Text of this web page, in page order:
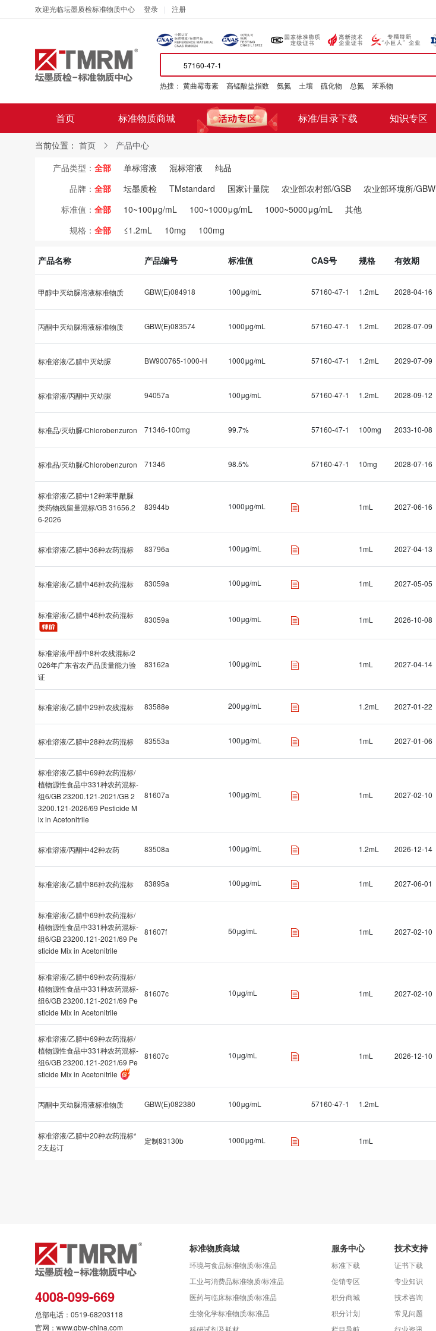
欢迎光临坛墨质检标准物质中心 登录 注册
热搜： 黄曲霉毒素 高锰酸盐指数 氨氮 土壤 硫化物 总氮 苯系物
首页 标准物质商城 标准/目录下载 知识专区
当前位置： 首页
产品中心
产品类型： 全部 单标溶液 混标溶液
纯品
品牌： 全部 坛墨质检 TMstandard 国家计量院 农业部农村部/GSB 农业部环境所/GBW
标准值： 全部 10~100μg/mL 100~1000μg/mL 1000~5000μg/mL
其他
规格： 全部 ≤1.2mL 10mg 100mg
产品名称 产品编号 标准值 CAS号 规格 有效期
甲醇中灭幼脲溶液标准物质 GBW(E)084918 100μg/mL 57160-47-1 1.2mL 2028-04-16
丙酮中灭幼脲溶液标准物质 GBW(E)083574 1000μg/mL 57160-47-1 1.2mL 2028-07-09
标准溶液/乙腈中灭幼脲 BW900765-1000-H 1000μg/mL 57160-47-1 1.2mL 2029-07-09
标准溶液/丙酮中灭幼脲 94057a 100μg/mL 57160-47-1 1.2mL 2028-09-12
标准品/灭幼脲/Chlorobenzuron 71346-100mg 99.7% 57160-47-1 100mg 2033-10-08
标准品/灭幼脲/Chlorobenzuron 71346 98.5% 57160-47-1 10mg 2028-07-16
标准溶液/乙腈中12种苯甲酰脲
类药物残留量混标/GB 31656.2
6-2026
83944b 1000μg/mL 1mL 2027-06-16
标准溶液/乙腈中36种农药混标 83796a 100μg/mL 1mL 2027-04-13
标准溶液/乙腈中46种农药混标 83059a 100μg/mL 1mL 2027-05-05
标准溶液/乙腈中46种农药混标 83059a 100μg/mL 1mL 2026-10-08
标准溶液/甲醇中8种农残混标/2
026年广东省农产品质量能力验
证
83162a 100μg/mL 1mL 2027-04-14
标准溶液/乙腈中29种农残混标 83588e 200μg/mL 1.2mL 2027-01-22
标准溶液/乙腈中28种农药混标 83553a 100μg/mL 1mL 2027-01-06
标准溶液/乙腈中69种农药混标/
植物源性食品中331种农药混标-
组6/GB 23200.121-2021/GB 2
3200.121-2026/69 Pesticide M
ix in Acetonitrile
81607a 100μg/mL 1mL 2027-02-10
标准溶液/丙酮中42种农药 83508a 100μg/mL 1.2mL 2026-12-14
标准溶液/乙腈中86种农药混标 83895a 100μg/mL 1mL 2027-06-01
标准溶液/乙腈中69种农药混标/
植物源性食品中331种农药混标-
组6/GB 23200.121-2021/69 Pe
sticide Mix in Acetonitrile
81607f 50μg/mL 1mL 2027-02-10
标准溶液/乙腈中69种农药混标/
植物源性食品中331种农药混标-
组6/GB 23200.121-2021/69 Pe
sticide Mix in Acetonitrile
81607c 10μg/mL 1mL 2027-02-10
标准溶液/乙腈中69种农药混标/
植物源性食品中331种农药混标-
组6/GB 23200.121-2021/69 Pe
sticide Mix in Acetonitrile
81607c 10μg/mL 1mL 2026-12-10
丙酮中灭幼脲溶液标准物质 GBW(E)082380 100μg/mL 57160-47-1 1.2mL
标准溶液/乙腈中20种农药混标*
2支起订
定制83130b 1000μg/mL 1mL
4008-099-669
总部电话：0519-68203118
官网：www.gbw-china.com
标准物质商城
环境与食品标准物质/标准品
工业与消费品标准物质/标准品
医药与临床标准物质/标准品
生物化学标准物质/标准品
科研试剂及耗材
服务中心
标准下载
促销专区
积分商城
积分计划
栏目导航
技术支持
证书下载
专业知识
技术咨询
常见问题
行业资讯